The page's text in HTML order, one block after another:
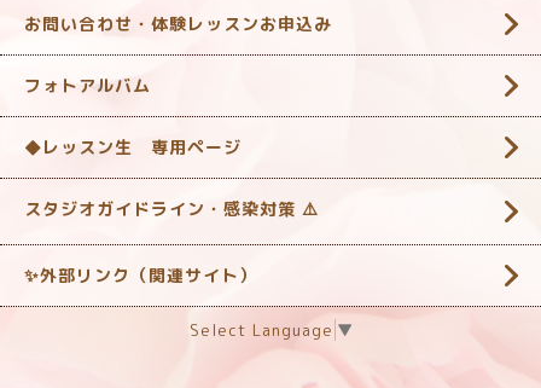
お問い合わせ・体験レッスンお申込み
フォトアルバム
◆レッスン生 専用ページ
スタジオガイドライン・感染対策 ‎⚠️
✨外部リンク（関連サイト）
Select Language ▼